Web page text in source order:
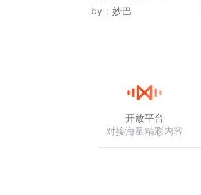
by： 妙巴
开放平台
对接海量精彩内容